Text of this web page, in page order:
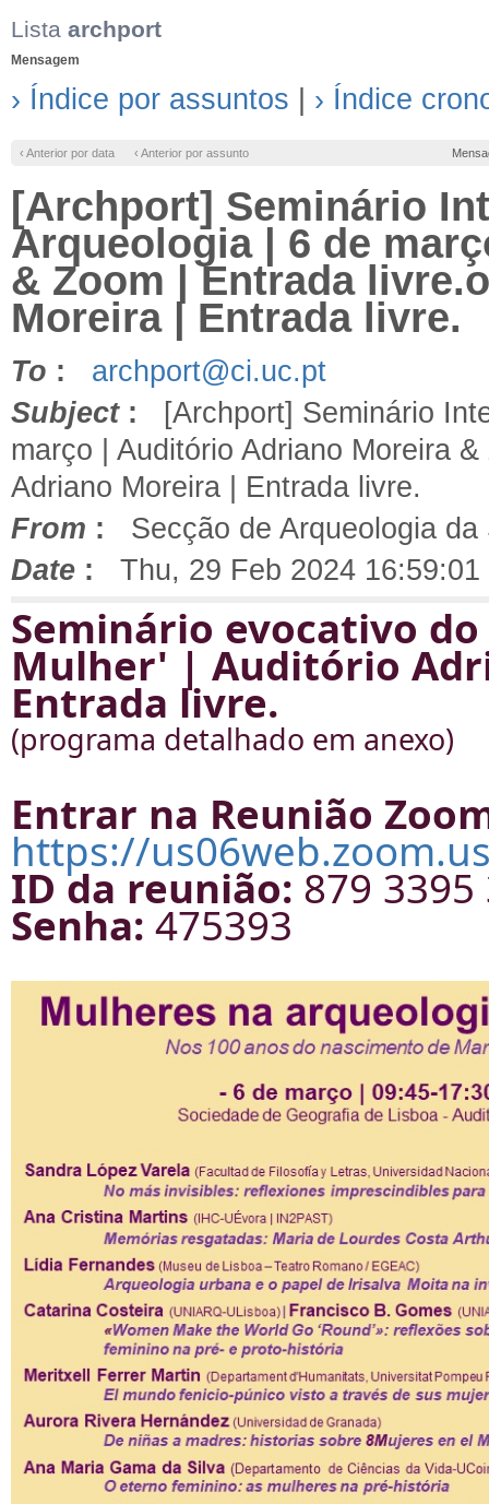
Lista archport
Mensagem
› Índice por assuntos › Índice
‹ Anterior por data ‹ Anterior por assunto
[Archport] Seminário
Arqueologia | 6 de
& Zoom | Entrada
Moreira | Entrada livre.
To :
archport@ci.uc.pt
Subject: [Archport] Seminário
março | Auditório Adriano Moreira
Adriano Moreira | Entrada livre.
From : Secção de Arqueologia da
Date : Thu, 29 Feb 2024 16:59:01
Seminário evocativo
Mulher' | Auditório
Entrada livre.
(programa detalhado em anexo)
Entrar na Reunião
https://
ID da reunião: 879 3395
Senha: 475393